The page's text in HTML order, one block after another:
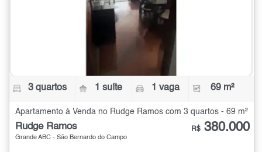
3 quartos 1 suíte 1 vaga 69 m²
Apartamento à Venda no Rudge Ramos com 3 quartos - 69 m²
Rudge Ramos
Grande ABC - São Bernardo do Campo
R$ 380.000